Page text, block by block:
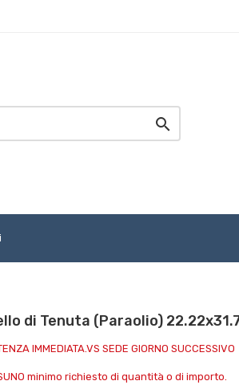

di Tenuta (Paraolio)
IMMEDIATA.VS SEDE GIORNO SUCCESSIVO
minimo richiesto di quantità o di importo.